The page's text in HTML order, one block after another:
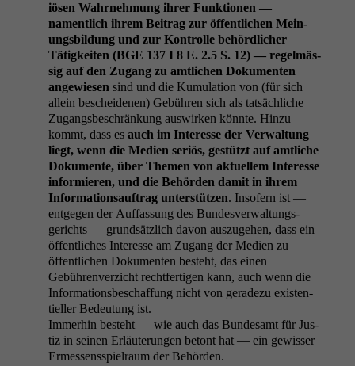
iösen Wahrnehmung ihrer Funk­tio­nen —
namentlich ihrem Beitrag zur öffentlichen Mei­n­
ungs­bil­dung und zur Kon­trolle behördlich­er
Tätigkeit­en (BGE 137 I 8 E. 2.5 S. 12) — regelmäs­
sig auf den Zugang zu amtlichen Doku­menten
angewiesen sind und die Kumu­la­tion von (für sich
allein beschei­de­nen) Gebühren sich als tat­säch­liche
Zugangs­beschränkung auswirken kön­nte. Hinzu
kommt, dass es auch im Inter­esse der Ver­wal­tung
liegt, wenn die Medi­en ser­iös, gestützt auf amtliche
Doku­mente, über The­men von aktuellem Inter­esse
informieren, und die Behör­den damit in ihrem
Infor­ma­tion­sauf­trag unter­stützen. Insofern ist —
ent­ge­gen der Auf­fas­sung des Bun­desver­wal­tungs­
gerichts — grund­sät­zlich davon auszuge­hen, dass ein
öffentlich­es Inter­esse am Zugang der Medi­en zu
öffentlichen Doku­menten beste­ht, das einen
Gebühren­verzicht recht­fer­ti­gen kann, auch wenn die
Infor­ma­tions­beschaf­fung nicht von ger­adezu exis­ten­
tieller Bedeu­tung ist.
Immer­hin beste­ht — wie auch das Bun­de­samt für Jus­
tiz in seinen Erläuterun­gen betont hat — ein gewiss­er
Ermessensspiel­raum der Behörden.